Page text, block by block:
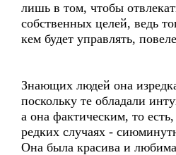
лишь в том, чтобы
собственных целей, ведь
кем будет управлять,
Знающих людей она
поскольку те обладали
а она фактическим, то
редких случаях -
Она была красива и